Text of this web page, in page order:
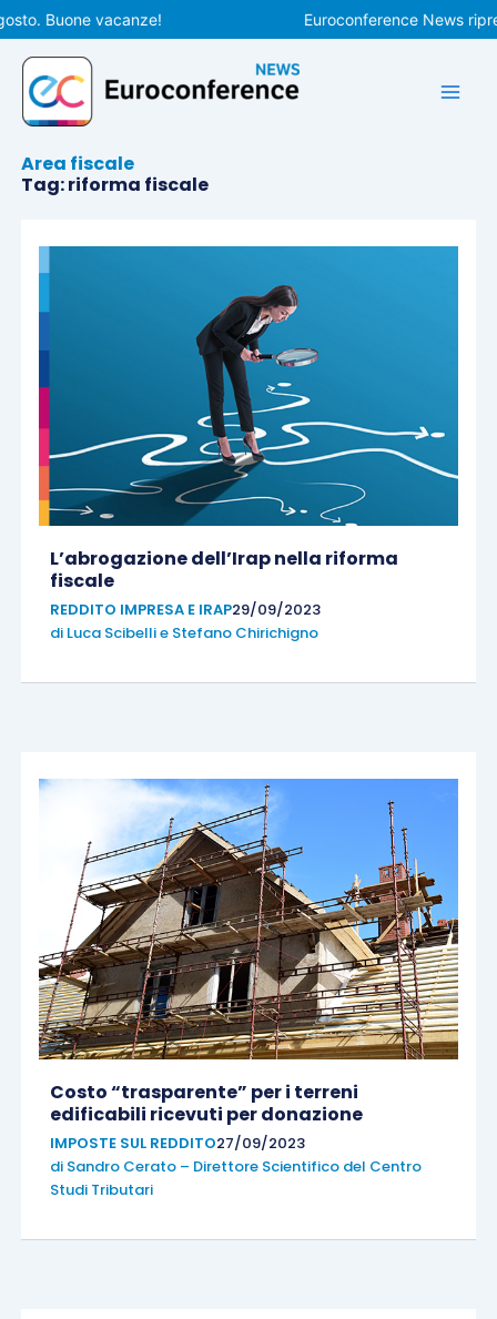
Vai
al
contenuto
Buone vacanze! Euroconference News
Area fiscale
Tag: riforma fiscale
L’abrogazione dell’Irap nella riforma
fiscale
REDDITO IMPRESA E IRAP29/09/2023
di Luca Scibellie Stefano Chirichigno
Costo “trasparente” per i terreni
edificabili ricevuti per donazione
IMPOSTE SUL REDDITO27/09/2023
di Sandro Cerato – Direttore Scientifico del Centro
Studi Tributari